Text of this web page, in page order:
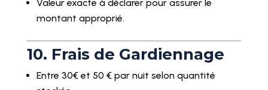
Valeur exacte à déclarer pour assurer le
montant approprié.
10. Frais de Gardiennage
Entre 30€ et 50 € par nuit selon quantité